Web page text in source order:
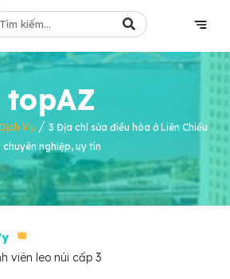
topAZ
Dịch Vụ / 3 Địa chỉ sửa điều hòa ở Liên Chiểu
chuyên nghiệp, uy tín
viên leo núi cấp 3